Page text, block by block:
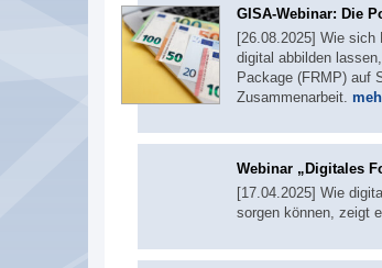
GISA-Webinar: Die
[26.08.2025] Wie
digital abbilden
Package (FRMP) auf
Zusammenarbeit.
Webinar „Digitales
[17.04.2025] Wie
sorgen können, zeigt